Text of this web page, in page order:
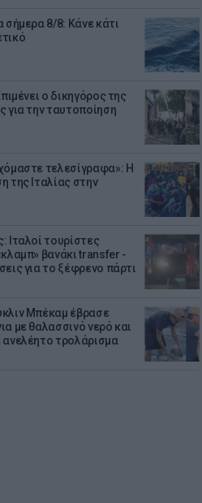
σήμερα 8/8: Κάνε κάτι
ο δικηγόρος της
για την ταυτοποίηση
τελεσίγραφα»: Η
της Ιταλίας στην
Ιταλοί τουρίστες
βανάκι transfer -
για το ξέφρενο πάρτι
Μπέκαμ έβρασε
με θαλασσινό νερό και
ανελέητο τρολάρισμα